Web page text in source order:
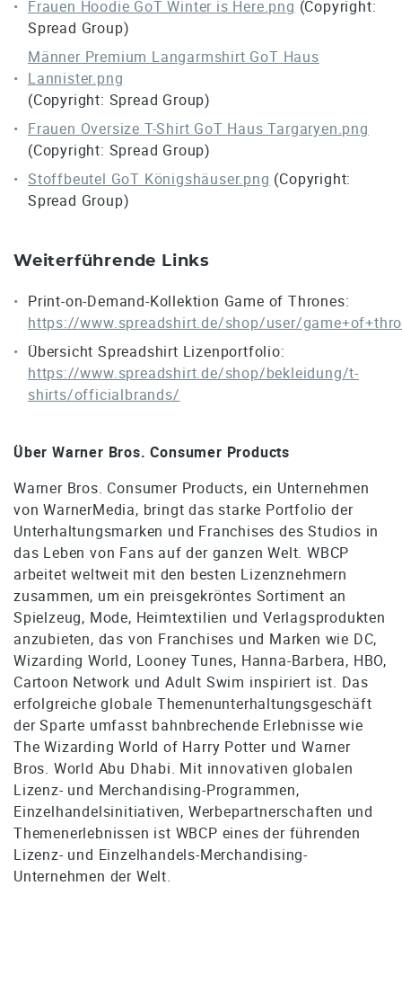
Frauen Hoodie GoT Winter is Here.png (Copyright:
Spread Group)
Männer Premium Langarmshirt GoT Haus
Lannister.png
(Copyright: Spread Group)
Frauen Oversize T-Shirt GoT Haus Targaryen.png
(Copyright: Spread Group)
Stoffbeutel GoT Königshäuser.png (Copyright:
Spread Group)
Weiterführende Links
Print-on-Demand-Kollektion Game of Thrones:
https://www.spreadshirt.de/shop/user/
Übersicht Spreadshirt Lizenportfolio:
https://www.spreadshirt.de/shop/bekleidung/t-
shirts/officialbrands/
Über Warner Bros. Consumer Products
Warner Bros. Consumer Products, ein Unternehmen
von WarnerMedia, bringt das starke Portfolio der
Unterhaltungsmarken und Franchises des Studios in
das Leben von Fans auf der ganzen Welt. WBCP
arbeitet weltweit mit den besten Lizenznehmern
zusammen, um ein preisgekröntes Sortiment an
Spielzeug, Mode, Heimtextilien und Verlagsprodukten
anzubieten, das von Franchises und Marken wie DC,
Wizarding World, Looney Tunes, Hanna-Barbera, HBO,
Cartoon Network und Adult Swim inspiriert ist. Das
erfolgreiche globale Themenunterhaltungsgeschäft
der Sparte umfasst bahnbrechende Erlebnisse wie
The Wizarding World of Harry Potter und Warner
Bros. World Abu Dhabi. Mit innovativen globalen
Lizenz- und Merchandising-Programmen,
Einzelhandelsinitiativen, Werbepartnerschaften und
Themenerlebnissen ist WBCP eines der führenden
Lizenz- und Einzelhandels-Merchandising-
Unternehmen der Welt.